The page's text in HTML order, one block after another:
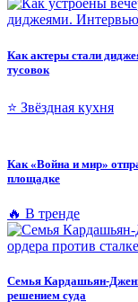
Как актеры стали
тусовок
⭐ Звёздная кухня
Как «Война и мир»
площадке
🔥 В тренде
Семья Кардашьян-
решением суда